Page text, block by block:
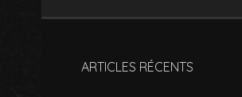
ARTICLES RÉCENTS